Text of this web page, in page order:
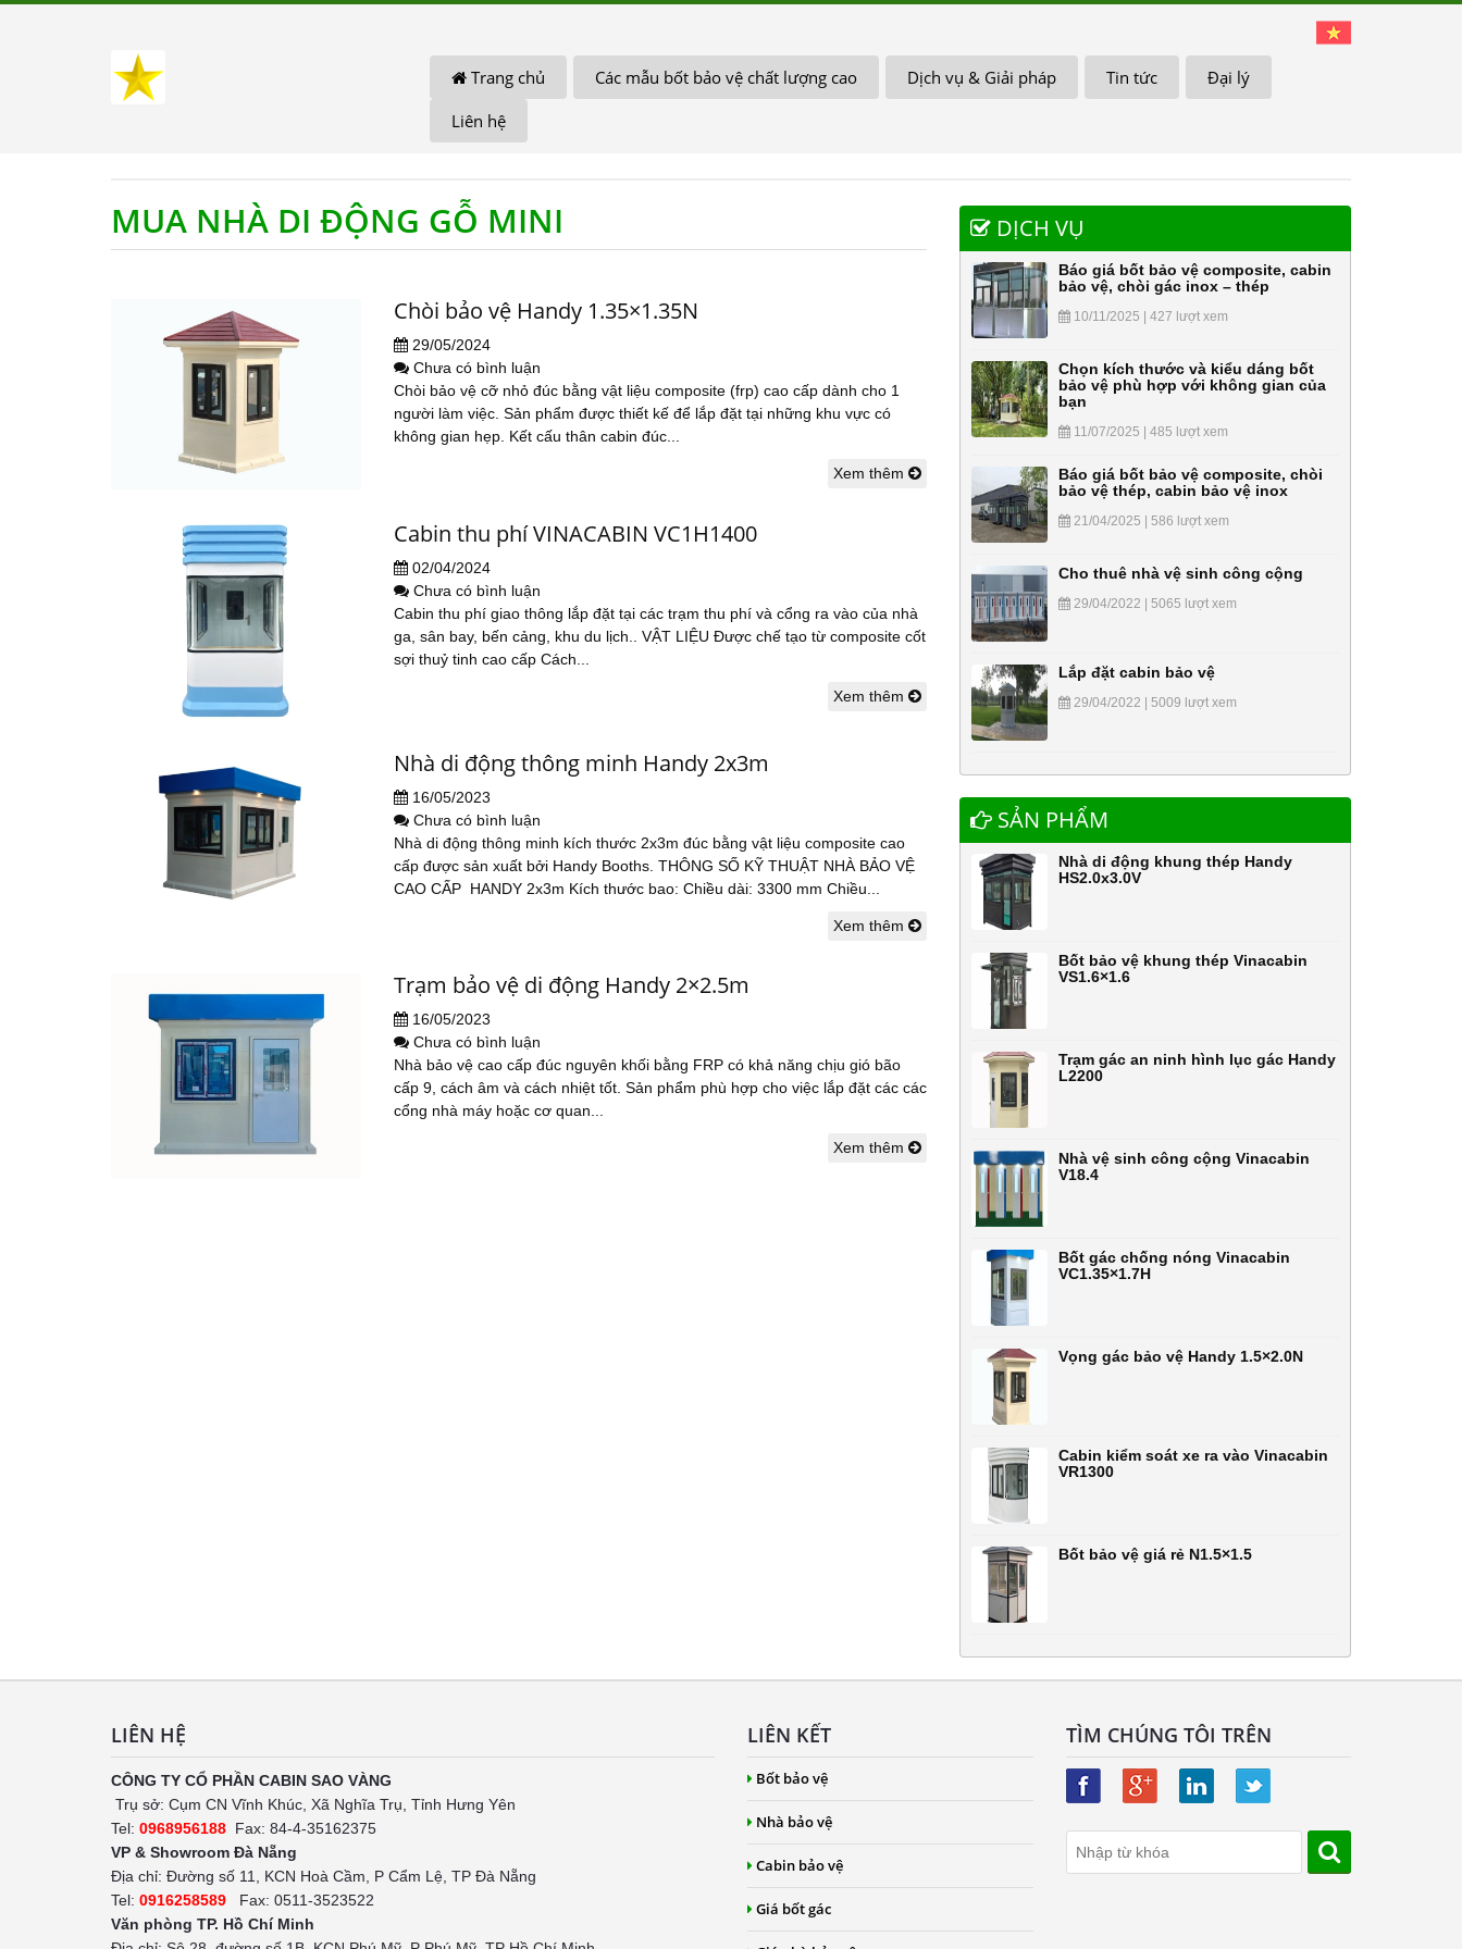
Trang chủ Các mẫu bốt bảo vệ chất lượng cao Dịch vụ & Giải pháp Tin tức
Đại lý
Liên hệ
MUA NHÀ DI ĐỘNG GỖ MINI
Chòi bảo vệ Handy 1.35×1.35N
29/05/2024
Chưa có bình luận
Chòi bảo vệ cỡ nhỏ đúc bằng vật liệu composite (frp) cao cấp dành cho 1
người làm việc. Sản phẩm được thiết kế để lắp đặt tại những khu vực có
không gian hẹp. Kết cấu thân cabin đúc...
Xem thêm
Cabin thu phí VINACABIN VC1H1400
02/04/2024
Chưa có bình luận
Cabin thu phí giao thông lắp đặt tại các trạm thu phí và cổng ra vào của nhà
ga, sân bay, bến cảng, khu du lịch.. VẬT LIỆU Được chế tạo từ composite cốt
sợi thuỷ tinh cao cấp Cách...
Xem thêm
Nhà di động thông minh Handy 2x3m
16/05/2023
Chưa có bình luận
Nhà di động thông minh kích thước 2x3m đúc bằng vật liệu composite cao
cấp được sản xuất bởi Handy Booths. THÔNG SỐ KỸ THUẬT NHÀ BẢO VỆ
CAO CẤP HANDY 2x3m Kích thước bao: Chiều dài: 3300 mm Chiều...
Xem thêm
Trạm bảo vệ di động Handy 2×2.5m
16/05/2023
Chưa có bình luận
Nhà bảo vệ cao cấp đúc nguyên khối bằng FRP có khả năng chịu gió bão
cấp 9, cách âm và cách nhiệt tốt. Sản phẩm phù hợp cho việc lắp đặt các các
cổng nhà máy hoặc cơ quan...
Xem thêm
DỊCH VỤ
Báo giá bốt bảo vệ composite, cabin
bảo vệ, chòi gác inox – thép
10/11/2025 | 427 lượt xem
Chọn kích thước và kiểu dáng bốt
bảo vệ phù hợp với không gian của
bạn
11/07/2025 | 485 lượt xem
Báo giá bốt bảo vệ composite, chòi
bảo vệ thép, cabin bảo vệ inox
21/04/2025 | 586 lượt xem
Cho thuê nhà vệ sinh công cộng
29/04/2022 | 5065 lượt xem
Lắp đặt cabin bảo vệ
29/04/2022 | 5009 lượt xem
SẢN PHẨM
Nhà di động khung thép Handy
HS2.0x3.0V
Bốt bảo vệ khung thép Vinacabin
VS1.6×1.6
Trạm gác an ninh hình lục gác Handy
L2200
Nhà vệ sinh công cộng Vinacabin
V18.4
Bốt gác chống nóng Vinacabin
VC1.35×1.7H
Vọng gác bảo vệ Handy 1.5×2.0N
Cabin kiểm soát xe ra vào Vinacabin
VR1300
Bốt bảo vệ giá rẻ N1.5×1.5
LIÊN HỆ
CÔNG TY CỔ PHẦN CABIN SAO VÀNG
Trụ sở: Cụm CN Vĩnh Khúc, Xã Nghĩa Trụ, Tỉnh Hưng Yên
Tel: 0968956188 Fax: 84-4-35162375
VP & Showroom Đà Nẵng
Địa chỉ: Đường số 11, KCN Hoà Cầm, P Cẩm Lệ, TP Đà Nẵng
Tel: 0916258589 Fax: 0511-3523522
Văn phòng TP. Hồ Chí Minh
LIÊN KẾT
Bốt bảo vệ
Nhà bảo vệ
Cabin bảo vệ
Giá bốt gác
TÌM CHÚNG TÔI TRÊN